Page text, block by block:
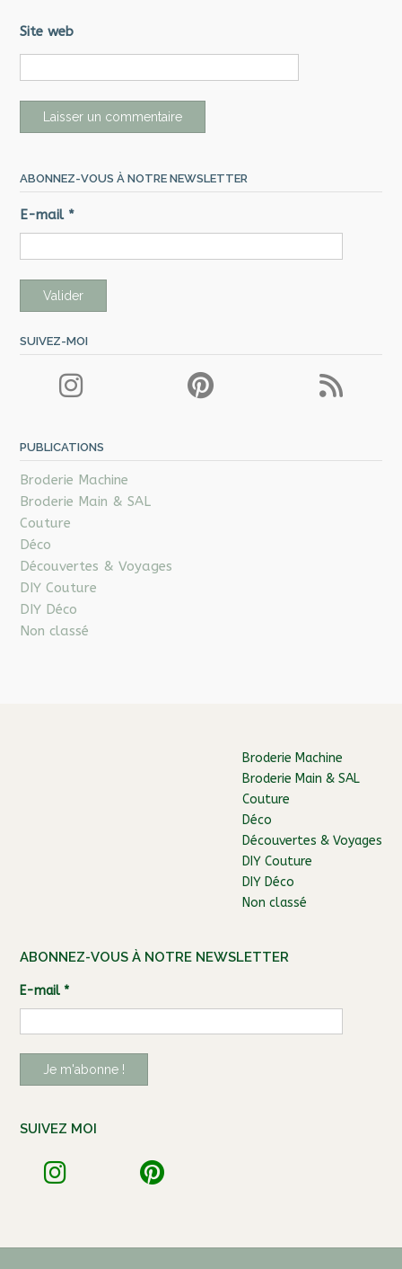
Site web
ABONNEZ-VOUS À NOTRE NEWSLETTER
E-mail *
SUIVEZ-MOI
PUBLICATIONS
Broderie Machine
Broderie Main & SAL
Couture
Déco
Découvertes & Voyages
DIY Couture
DIY Déco
Non classé
Broderie Machine
Broderie Main & SAL
Couture
Déco
Découvertes & Voyages
DIY Couture
DIY Déco
Non classé
ABONNEZ-VOUS À NOTRE NEWSLETTER
E-mail *
SUIVEZ MOI